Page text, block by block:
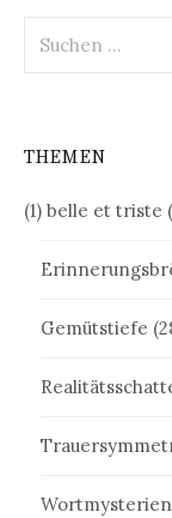
nach:
THEMEN
(1) belle et triste
Gemütstiefe
Wortmysterien